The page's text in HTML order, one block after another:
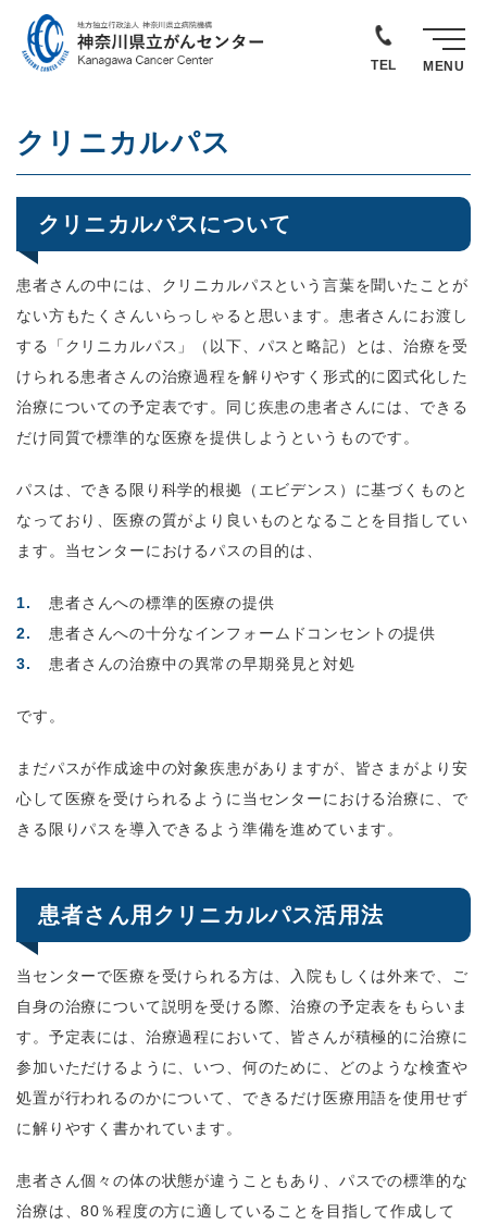
TEL MENU
クリニカルパス
クリニカルパスについて
患者さんの中には、クリニカルパスという言葉を聞いたことが
ない方もたくさんいらっしゃると思います。患者さんにお渡し
する「クリニカルパス」（以下、パスと略記）とは、治療を受
けられる患者さんの治療過程を解りやすく形式的に図式化した
治療についての予定表です。同じ疾患の患者さんには、できる
だけ同質で標準的な医療を提供しようというものです。
パスは、できる限り科学的根拠（エビデンス）に基づくものと
なっており、医療の質がより良いものとなることを目指してい
ます。当センターにおけるパスの目的は、
患者さんへの標準的医療の提供
患者さんへの十分なインフォームドコンセントの提供
患者さんの治療中の異常の早期発見と対処
です。
まだパスが作成途中の対象疾患がありますが、皆さまがより安
心して医療を受けられるように当センターにおける治療に、で
きる限りパスを導入できるよう準備を進めています。
患者さん用クリニカルパス活用法
当センターで医療を受けられる方は、入院もしくは外来で、ご
自身の治療について説明を受ける際、治療の予定表をもらいま
す。予定表には、治療過程において、皆さんが積極的に治療に
参加いただけるように、いつ、何のために、どのような検査や
処置が行われるのかについて、できるだけ医療用語を使用せず
に解りやすく書かれています。
患者さん個々の体の状態が違うこともあり、パスでの標準的な
治療は、80％程度の方に適していることを目指して作成して